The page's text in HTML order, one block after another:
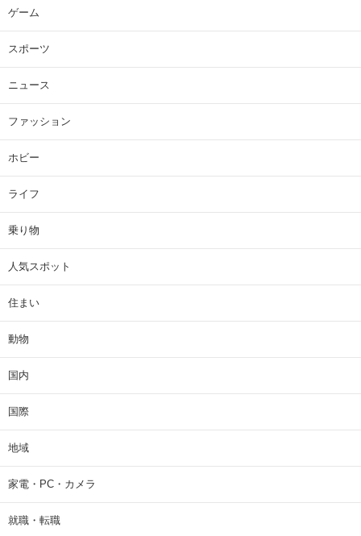
ゲーム
スポーツ
ニュース
ファッション
ホビー
ライフ
乗り物
人気スポット
住まい
動物
国内
国際
地域
家電・PC・カメラ
就職・転職